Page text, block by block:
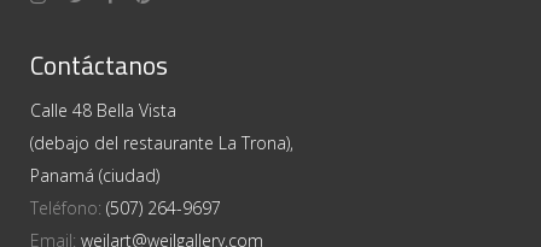
Contáctanos
Calle 48 Bella Vista
(debajo del restaurante La Trona),
Panamá (ciudad)
Teléfono: (507) 264-9697
Email: weilart@weilgallery.com